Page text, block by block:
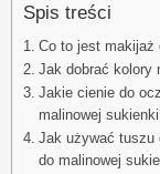
Spis treści
Co to jest makijaż
Jak dobrać kolory
Jakie cienie do
malinowej
Jak używać tuszu
do malinowej